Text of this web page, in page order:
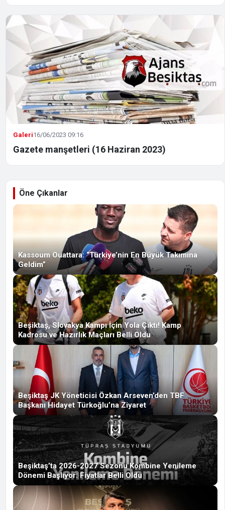
Galeri16/06/2023 09:16
Gazete manşetleri (16 Haziran 2023)
Öne Çıkanlar
Kassoum Ouattara: “Türkiye’nin En Büyük Takımına
Geldim”
Beşiktaş, Slovakya Kampı İçin Yola Çıktı! Kamp
Kadrosu ve Hazırlık Maçları Belli Oldu
Beşiktaş JK Yöneticisi Özkan Arseven’den TBF
Başkanı Hidayet Türkoğlu’na Ziyaret
Beşiktaş’ta 2026-2027 Sezonu Kombine Yenileme
Dönemi Başlıyor: Fiyatlar Belli Oldu